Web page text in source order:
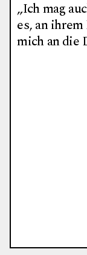
„Ich mag
es, an
mich an die